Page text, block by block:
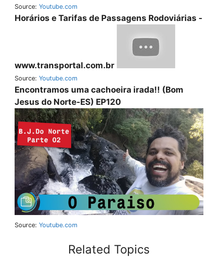
Source: Youtube.com
Horários e Tarifas de Passagens Rodoviárias -
www.transportal.com.br
Source: Youtube.com
Encontramos uma cachoeira irada!! (Bom
Jesus do Norte-ES) EP120
Source: Youtube.com
Related Topics